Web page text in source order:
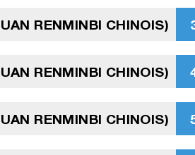
RENMINBI CHINOIS)
RENMINBI CHINOIS)
RENMINBI CHINOIS)